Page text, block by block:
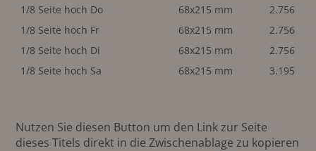
1/8 Seite hoch Do
68x215 mm
2.756
1/8 Seite hoch Fr
68x215 mm
2.756
1/8 Seite hoch Di
68x215 mm
2.756
1/8 Seite hoch Sa
68x215 mm 3.195
Nutzen Sie diesen Button um den Link zur Seite
dieses Titels direkt in die Zwischenablage zu kopieren